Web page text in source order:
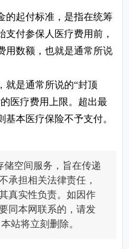
的起付标准，是指在统筹
付参保人医疗费用前，
用数额，也就是通常所说
就是通常所说的“封顶
医疗费用上限。超出最
本医疗保险不予支付。
储空间服务，旨在传递
承担相关法律责任，
真实性负责。如因作
同本网联系的，请发
站将立刻删除。